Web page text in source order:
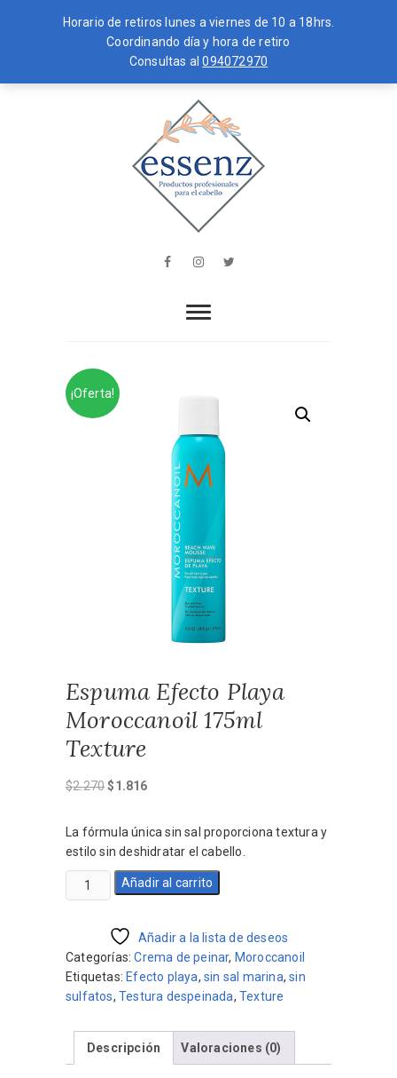
Horario de retiros lunes a viernes de 10 a 18hrs.
Coordinando día y hora de retiro
Consultas al094072970
to
essenz
EL CABELLO
FacebookInstagram
¡Oferta!
Espuma Efecto Playa
Moroccanoil 175ml
Texture
$2.270El
original
era:
$1.816El
actual
es:
La fórmula única sin sal proporciona textura y
estilo sin deshidratar el cabello.
Espuma
Efecto
Moroccanoil
175ml
Texture
cantidad
Añadir al carrito
Añadir a la lista de deseos
Categorías:Crema de peinar, Moroccanoil
Etiquetas: Efecto playa,sin sal marina,sin
sulfatos,Testura despeinada,Texture
Descripción Valoraciones (0)